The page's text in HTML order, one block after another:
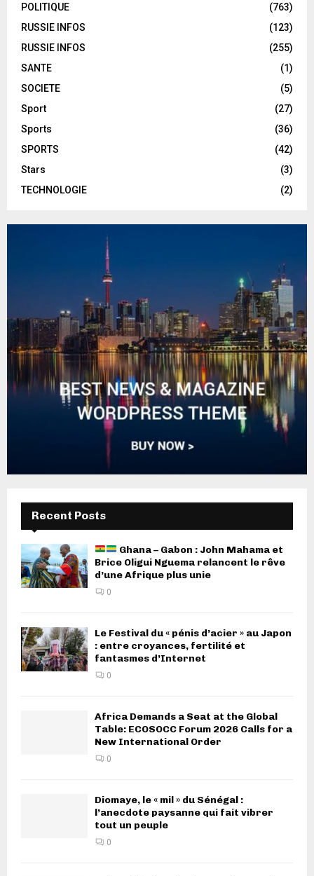
POLITIQUE
(763)
RUSSIE INFOS
(123)
RUSSIE INFOS
(255)
SANTE
(1)
SOCIETE
(5)
Sport
(27)
Sports
(36)
SPORTS
(42)
Stars
(3)
TECHNOLOGIE
(2)
Recent Posts
Ghana – Gabon : John Mahama et
Brice Oligui Nguema relancent le rêve
d’une Afrique plus unie
0
Le Festival du « pénis d’acier » au Japon
: entre croyances, fertilité et
fantasmes d’Internet
0
Africa Demands a Seat at the Global
Table: ECOSOCC Forum 2026 Calls for a
New International Order
0
Diomaye, le « mil » du Sénégal :
l’anecdote paysanne qui fait vibrer
tout un peuple
0